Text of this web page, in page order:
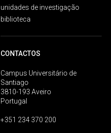
unidades de investigação
biblioteca
CONTACTOS
Campus Universitário de
Santiago
3810-193 Aveiro
Portugal
+351 234 370 200